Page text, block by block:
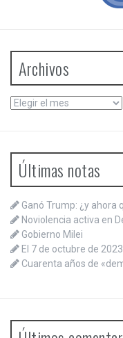
Archivos
Archivos
Últimas notas
Ganó Trump: ¿y ahora
Noviolencia activa en
Gobierno Milei
El 7 de octubre de
Cuarenta años de